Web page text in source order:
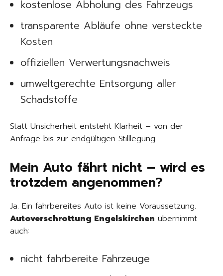
kostenlose Abholung des Fahrzeugs
transparente Abläufe ohne versteckte
Kosten
offiziellen Verwertungsnachweis
umweltgerechte Entsorgung aller
Schadstoffe
Statt Unsicherheit entsteht Klarheit – von der
Anfrage bis zur endgültigen Stilllegung.
Mein Auto fährt nicht – wird es
trotzdem angenommen?
Ja. Ein fahrbereites Auto ist keine Voraussetzung.
Autoverschrottung Engelskirchen übernimmt
auch:
nicht fahrbereite Fahrzeuge